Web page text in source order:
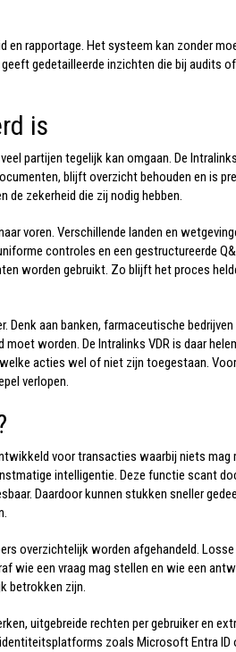
en rapportage. Het systeem kan zonder
gedetailleerde inzichten die bij audits
is
partijen tegelijk kan omgaan. De
blijft overzicht behouden en is
zekerheid die zij nodig hebben.
voren. Verschillende landen en
controles en een gestructureerde
worden gebruikt. Zo blijft het proces
Denk aan banken, farmaceutische
worden. De I ntralinks VDRis daar
acties wel of niet zijn toegestaan.
verlopen.
voor transacties waarbij niets mag
intelligentie. Deze functie scant
Daardoor kunnen stukken sneller
overzichtelijk worden afgehandeld.
wie een vraag mag stellen en wie een
betrokken zijn.
uitgebreide rechten per gebruiker en
zoals Microsoft Entra ID